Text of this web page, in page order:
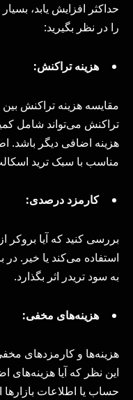
حداکثر افزایش یابد،
را در نظر بگیرید:
هزینه تراکنش:
مقایسه هزینه تراکنش
هزینه اضافی دیگر باشد.
مناسب با سبک ترید
کارمزد درصدی:
بررسی کنید که آیا
استفاده می‌کند یا خیر.
به سود تریدر اثر بگذارد.
هزینه‌های مخفی:
هزینه‌ها و کارمزدهای
این نظر که آیا هزینه‌های
حساب یا اطلاعات